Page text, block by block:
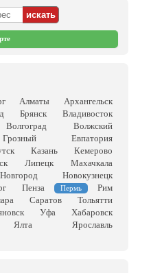
Алматы
Архангельск
Брянск
Владивосток
Волгоград
Волжский
Грозный
Евпатория
Казань
Кемерово
Липецк
Махачкала
Новокузнецк
Пенза Пермь
Рим
Саратов
Тольятти
Уфа
Хабаровск
Ялта
Ярославль